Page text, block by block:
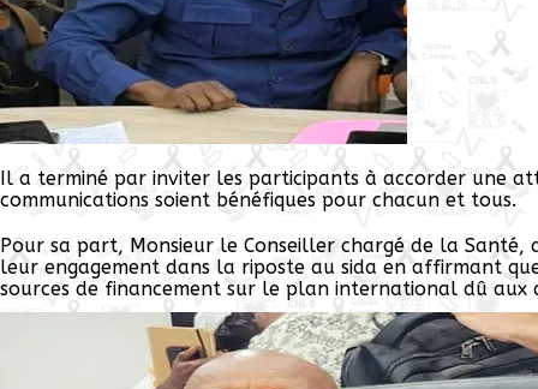
Il a terminé par inviter les participants à accorder une
communications soient bénéfiques pour chacun et tous.
Pour sa part, Monsieur le Conseiller chargé de la
leur engagement dans la riposte au sida en affirmant
sources de financement sur le plan international dû aux